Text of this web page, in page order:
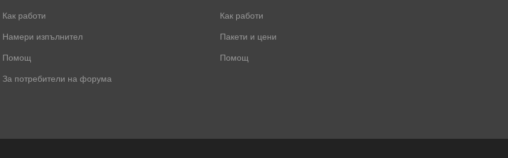
Как работи
Намери изпълнител
Помощ
За потребители на форума
Как работи
Пакети и цени
Помощ